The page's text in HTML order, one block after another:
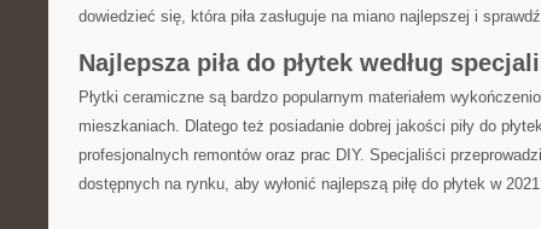
dowiedzieć się, która piła zasługuje na miano najlepszej i
Najlepsza piła ⁢do płytek według
Płytki ceramiczne są bardzo popularnym ‌materiałem
mieszkaniach. Dlatego też posiadanie dobrej jakości piły do
profesjonalnych remontów ​oraz prac DIY. Specjaliści
dostępnych na ⁣rynku,‌ aby wyłonić najlepszą piłę do płytek ​w